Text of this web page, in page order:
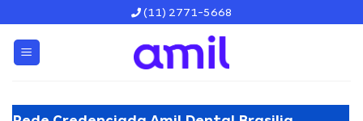
content
(11) 2771-5668